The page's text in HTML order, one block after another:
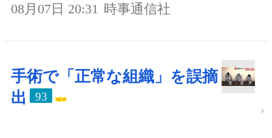
08月07日 20:31 時事通信社
手術で「正常な組織」を誤摘
出
93